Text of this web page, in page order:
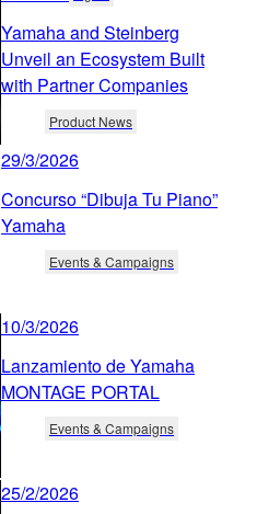
Yamaha and Steinberg
Unveil an Ecosystem Built
with Partner Companies
Product News
29/3/2026
Concurso “Dibuja Tu Piano”
Yamaha
Events & Campaigns
10/3/2026
Lanzamiento de Yamaha
MONTAGE PORTAL
Events & Campaigns
25/2/2026